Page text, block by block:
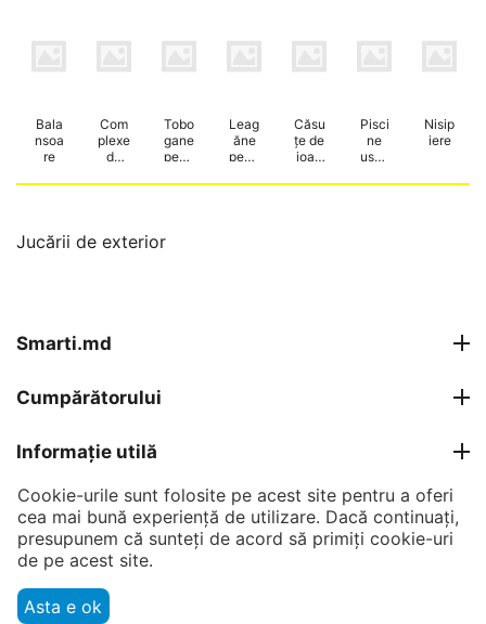
Bala
nsoa
re
Com
plexe
de
ă
Tobo
gane
pentr
copii
Leag
ăne
pentr
copii
Căsu
țe de
joac
Pisci
ne
usca
Nisip
iere
Jucării de exterior
Smarti.md
Cumpărătorului
Informație utilă
Contul meu
Contacte
© 2007 - 2026 Smarti Computer SRL.
Cookie-urile sunt folosite pe acest site pentru a oferi
cea mai bună experiență de utilizare. Dacă continuați,
presupunem că sunteți de acord să primiți cookie-uri
de pe acest site.
Asta e ok